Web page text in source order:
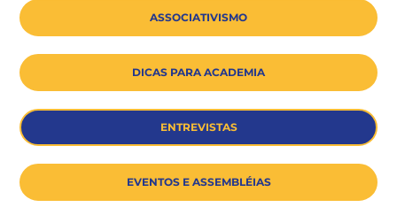
ASSOCIATIVISMO
DICAS PARA ACADEMIA
ENTREVISTAS
EVENTOS E ASSEMBLÉIAS